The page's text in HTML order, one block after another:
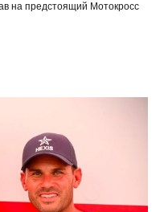
на предстоящий Мотокросс